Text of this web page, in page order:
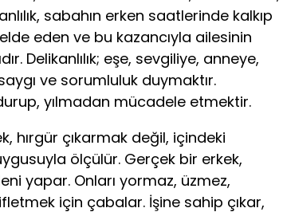
sabahın erken saatlerinde kalkıp
eden ve bu kazancıyla ailesinin
Delikanlılık; eşe, sevgiliye, anneye,
ve sorumluluk duymaktır.
yılmadan mücadele etmektir.
hırgür çıkarmak değil, içindeki
ölçülür. Gerçek bir erkek,
yapar. Onları yormaz, üzmez,
için çabalar. İşine sahip çıkar,